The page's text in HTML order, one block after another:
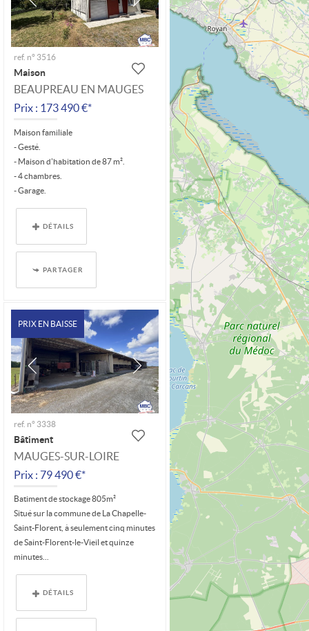
ref. n° 3516
Maison
BEAUPREAU EN MAUGES
Prix : 173 490 €*
Maison familiale
- Gesté.
- Maison d'habitation de 87 m².
- 4 chambres.
- Garage.
DÉTAILS
PARTAGER
PRIX EN BAISSE
ref. n° 3338
Bâtiment
MAUGES-SUR-LOIRE
Prix : 79 490 €*
Batiment de stockage 805m²
Situé sur la commune de La Chapelle-
Saint-Florent, à seulement cinq minutes
de Saint-Florent-le-Vieil et quinze
minutes...
DÉTAILS